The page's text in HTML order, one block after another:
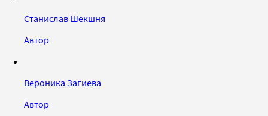
Станислав Шекшня
Автор
Вероника Загиева
Автор